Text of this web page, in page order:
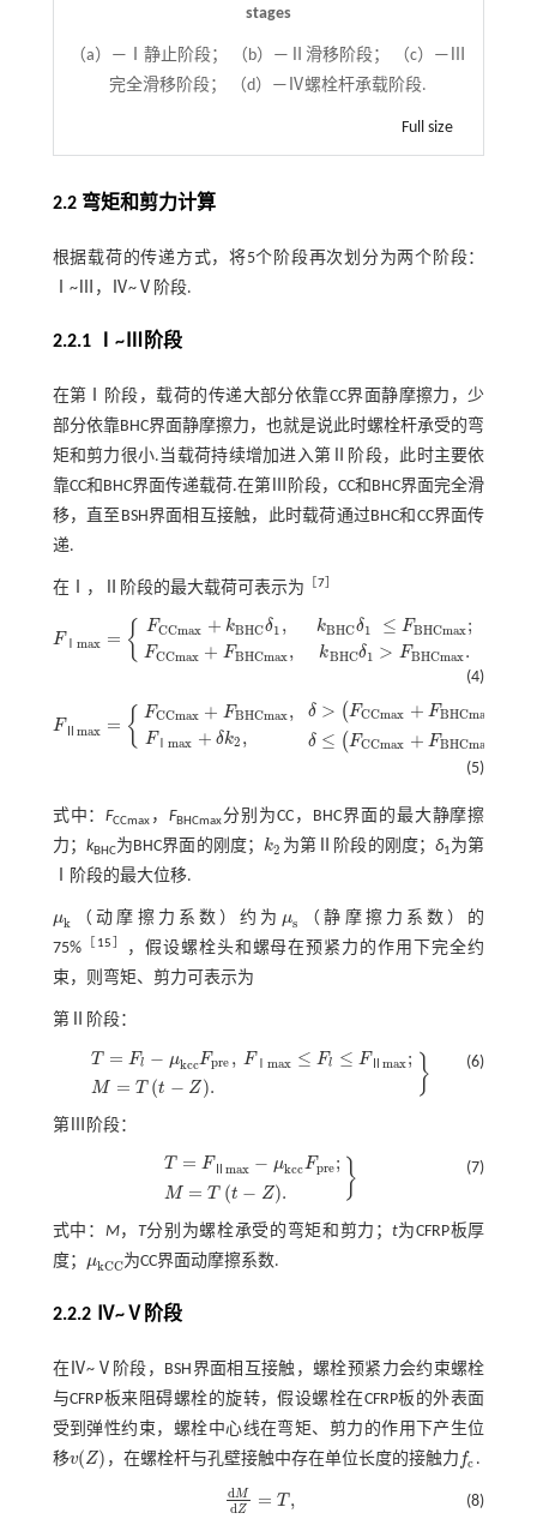
stages
（a）—Ⅰ静止阶段； （b）—Ⅱ滑移阶段； （c）—Ⅲ
完全滑移阶段； （d）—Ⅳ螺栓杆承载阶段.
Full size
2.2 弯矩和剪力计算
根据载荷的传递方式，将5个阶段再次划分为两个阶段：
Ⅰ~Ⅲ，Ⅳ~Ⅴ阶段.
2.2.1 Ⅰ~Ⅲ阶段
在第Ⅰ阶段，载荷的传递大部分依靠CC界面静摩擦力，少
部分依靠BHC界面静摩擦力，也就是说此时螺栓杆承受的弯
矩和剪力很小.当载荷持续增加进入第Ⅱ阶段，此时主要依
靠CC和BHC界面传递载荷.在第Ⅲ阶段，CC和BHC界面完全滑
移，直至BSH界面相互接触，此时载荷通过BHC和CC界面传
递.
在Ⅰ，Ⅱ阶段的最大载荷可表示为 7］
F max = { FCCmax + kBHCδ1 ,
FCCmax + FBHCmax,
kBHCδ1 ≤ FBHCmax;
kBHCδ1 > FBHCmax.
FⅠ max =F CC ma Cδ 1, BH ax k BH
(4)
F max = { FCCmax + FBHCmax,
F Ⅰmax + δk2 ,
δ > (FCCmax + FBHCma
δ ≤ (FCCmax + FBHCma
FⅡ max =F C max C max, δ k2, Cm ax
(5)
式中：FCCmax ，FBHCmax分别为CC，BHC界面的最大静摩擦
力； kBHC为BHC界面的刚度；k2
k2 为第Ⅱ阶段的刚度；δ1为第
Ⅰ阶段的最大位移.
μk
μk （动摩擦力系数）约为 μs
μs
（静摩擦力系数）的
75%
15
，假设螺栓头和螺母在预紧力的作用下完全约
束，则弯矩、剪力可表示为
第Ⅱ阶段：
T = Fl − μkccFpre , F max ≤ Fl ≤ F max;
M = T (t − Z ). }
T=F kcc Fp FⅠ
(6)
第Ⅲ阶段：
T = F max − μkccFpre;
M = T (t − Z). }
T=F ma x-μ cFp Z.
(7)
式中： M， T分别为螺栓承受的弯矩和剪力； t为CFRP板厚
度；
μkCC
μkCC 为CC界面动摩擦系数.
2.2.2 Ⅳ~Ⅴ阶段
在Ⅳ~Ⅴ阶段，BSH界面相互接触，螺栓预紧力会约束螺栓
与CFRP板来阻碍螺栓的旋转，假设螺栓在CFRP板的外表面
受到弹性约束，螺栓中心线在弯矩、剪力的作用下产生位
移v(Z)
v(Z) ，在螺栓杆与孔壁接触中存在单位长度的接触力 fc
fc .
dM
dZ = T,
dMd Z= T, (8)